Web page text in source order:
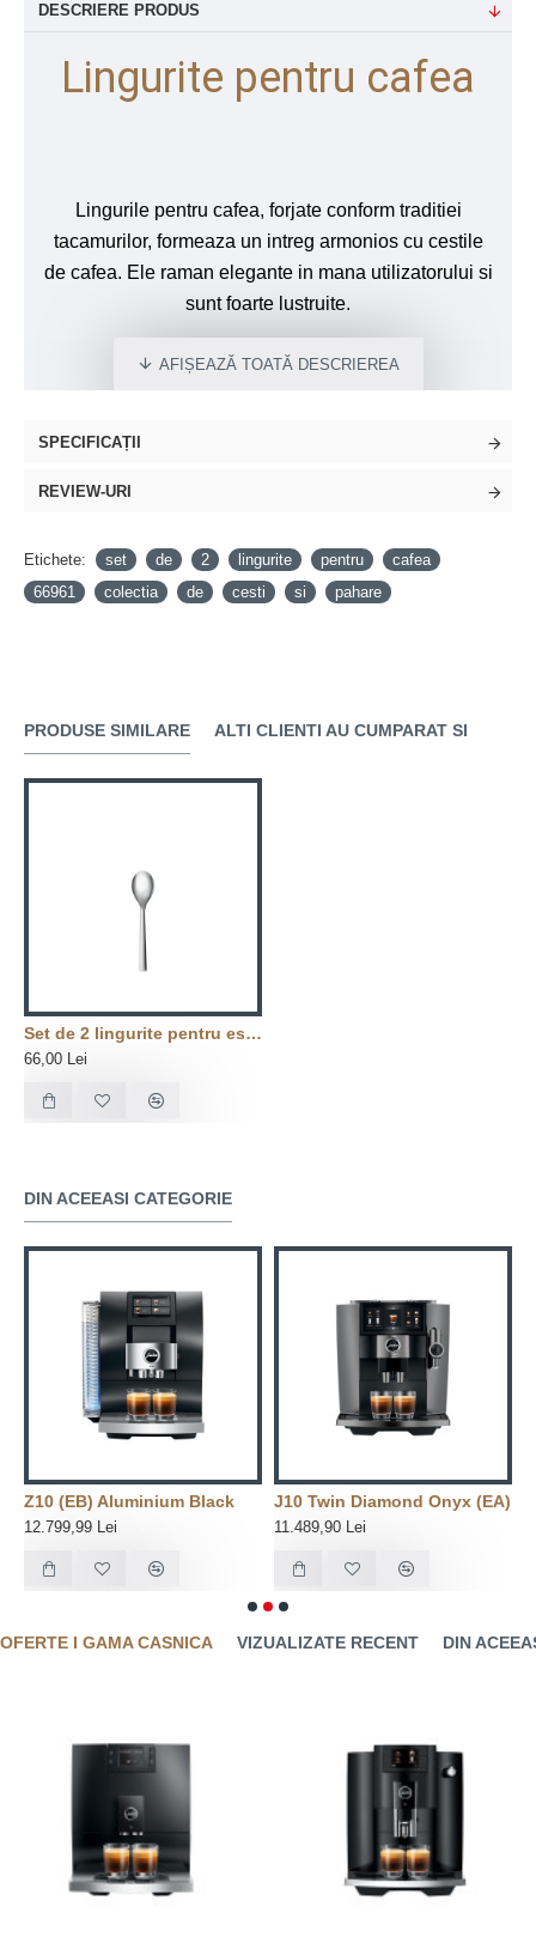
DESCRIERE PRODUS
Lingurite pentru cafea
Lingurile pentru cafea, forjate conform traditiei
tacamurilor, formeaza un intreg armonios cu cestile
de cafea. Ele raman elegante in mana utilizatorului si
sunt foarte lustruite.
SPECIFICAȚII
REVIEW-URI
Etichete: set de 2 lingurite pentru
cafea
66961
colectia de cesti si pahare
PRODUSE SIMILARE ALTI CLIENTI AU CUMPARAT SI
Set de 2 lingurite pentru espresso
66,00 Lei
DIN ACEEASI CATEGORIE
Z10 (EB) Aluminium Black
12.799,99 Lei
J10 Twin Diamond Onyx (EA)
11.489,90 Lei
OFERTE I GAMA CASNICA VIZUALIZATE RECENT DIN